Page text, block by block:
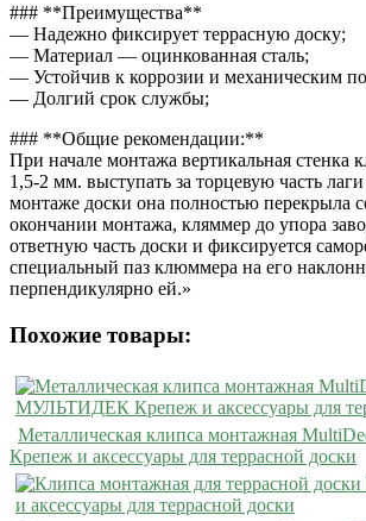
### **Преимущества**
— Надежно фиксирует террасную доску;
— Материал — оцинкованная сталь;
— Устойчив к коррозии и механическим
— Долгий срок службы;
### **Общие рекомендации:**
При начале монтажа вертикальная стенка
1,5-2 мм. выступать за торцевую часть
монтаже доски она полностью перекрыла
окончании монтажа, кляммер до упора
ответную часть доски и фиксируется
специальный паз клюммера на его
перпендикулярно ей.»
Похожие товары:
Металлическая клипса монтажная
Крепеж и аксессуары для террасной доски